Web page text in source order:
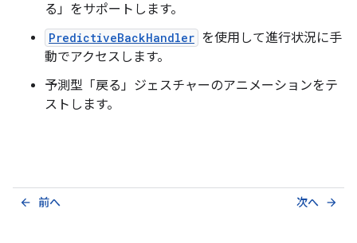
る」をサポートします。
PredictiveBackHandler を使用して進行状況に手
動でアクセスします。
予測型「戻る」ジェスチャーのアニメーションをテ
ストします。
前へ
arrow_back 次へ arrow_forward